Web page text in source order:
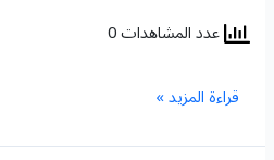
عدد المشاهدات 0
قراءة المزيد »